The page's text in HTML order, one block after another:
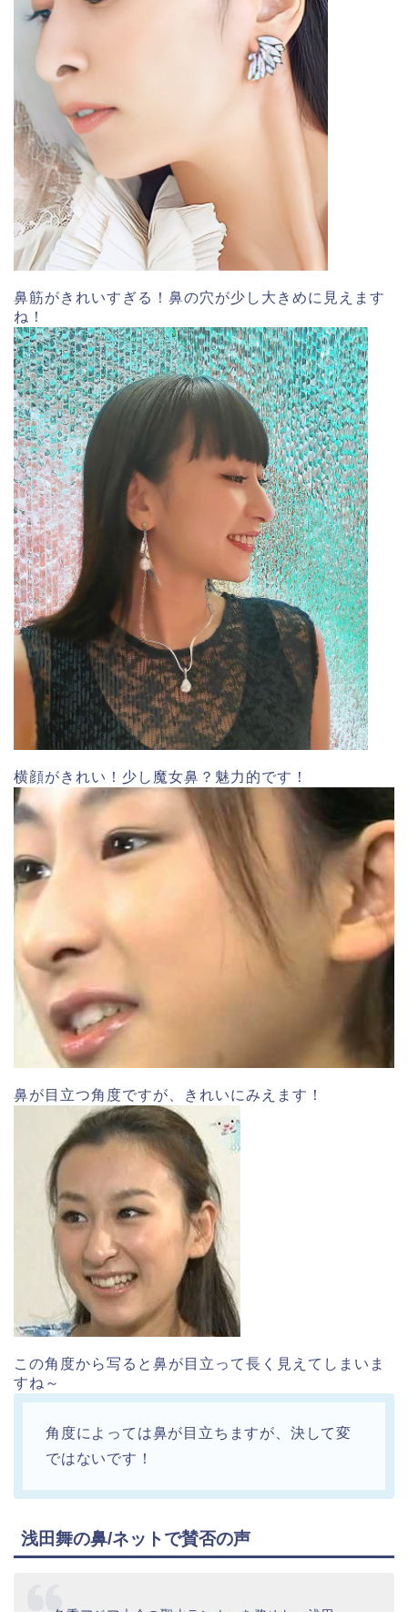
鼻筋がきれいすぎる！鼻の穴が少し大きめに見えます
ね！
横顔がきれい！少し魔女鼻？魅力的です！
鼻が目立つ角度ですが、きれいにみえます！
この角度から写ると鼻が目立って長く見えてしまいま
すね～
角度によっては鼻が目立ちますが、決して変
ではないです！
浅田舞の鼻/ネットで賛否の声